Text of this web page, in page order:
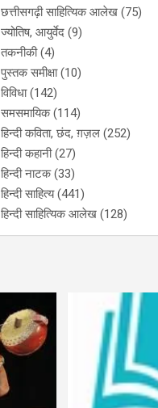
छत्तीसगढ़ी साहित्यिक आलेख (75)
ज्योतिष, आयुर्वेद (9)
तकनीकी(4)
पुस्‍तक समीक्षा(10)
विविधा(142)
समसमायिक(114)
हिन्दी कविता, छंद, ग़ज़ल (252)
हिन्दी कहानी(27)
हिन्‍दी नाटक(33)
हिन्दी साहित्य(441)
हिन्दी साहित्यिक आलेख (128)